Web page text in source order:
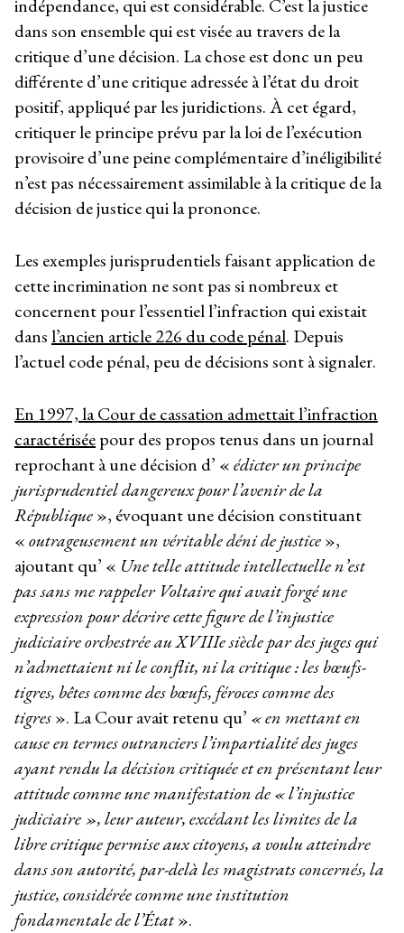
indépendance, qui est considérable. C’est la justice
dans son ensemble qui est visée au travers de la
critique d’une décision. La chose est donc un peu
différente d’une critique adressée à l’état du droit
positif, appliqué par les juridictions. À cet égard,
critiquer le principe prévu par la loi de l’exécution
provisoire d’une peine complémentaire d’inéligibilité
n’est pas nécessairement assimilable à la critique de la
décision de justice qui la prononce.
Les exemples jurisprudentiels faisant application de
cette incrimination ne sont pas si nombreux et
concernent pour l’essentiel l’infraction qui existait
dansl’ancien article 226 du code pénal. Depuis
l’actuel code pénal, peu de décisions sont à signaler.
En 1997, la Cour de cassation admettait l’infraction
caractériséepour des propos tenus dans un journal
reprochant à une décision d’ «édicter un principe
jurisprudentiel dangereux pour l’avenir de la
République», évoquant une décision constituant
«outrageusement un véritable déni de justice»,
ajoutant qu’ « Une telle attitude intellectuelle n’est
pas sans me rappeler Voltaire qui avait forgé une
expression pour décrire cette figure de l’injustice
judiciaire orchestrée au XVIIIe siècle par des juges qui
n’admettaient ni le conflit, ni la critique : les bœufs-
tigres, bêtes comme des bœufs, féroces comme des
tigres». La Cour avait retenu qu’ « en mettant en
cause en termes outranciers l’impartialité des juges
ayant rendu la décision critiquée et en présentant leur
attitude comme une manifestation de « l’injustice
judiciaire », leur auteur, excédant les limites de la
libre critique permise aux citoyens, a voulu atteindre
dans son autorité, par-delà les magistrats concernés, la
justice, considérée comme une institution
fondamentale de l’État».